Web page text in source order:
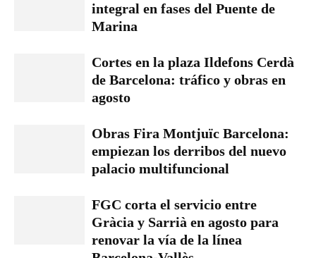
integral en fases del Puente de
Marina
Cortes en la plaza Ildefons Cerdà
de Barcelona: tráfico y obras en
agosto
Obras Fira Montjuïc Barcelona:
empiezan los derribos del nuevo
palacio multifuncional
FGC corta el servicio entre
Gràcia y Sarrià en agosto para
renovar la vía de la línea